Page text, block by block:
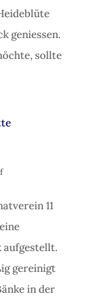
geniessen.
sollte
11
aufgestellt.
gereinigt
in der